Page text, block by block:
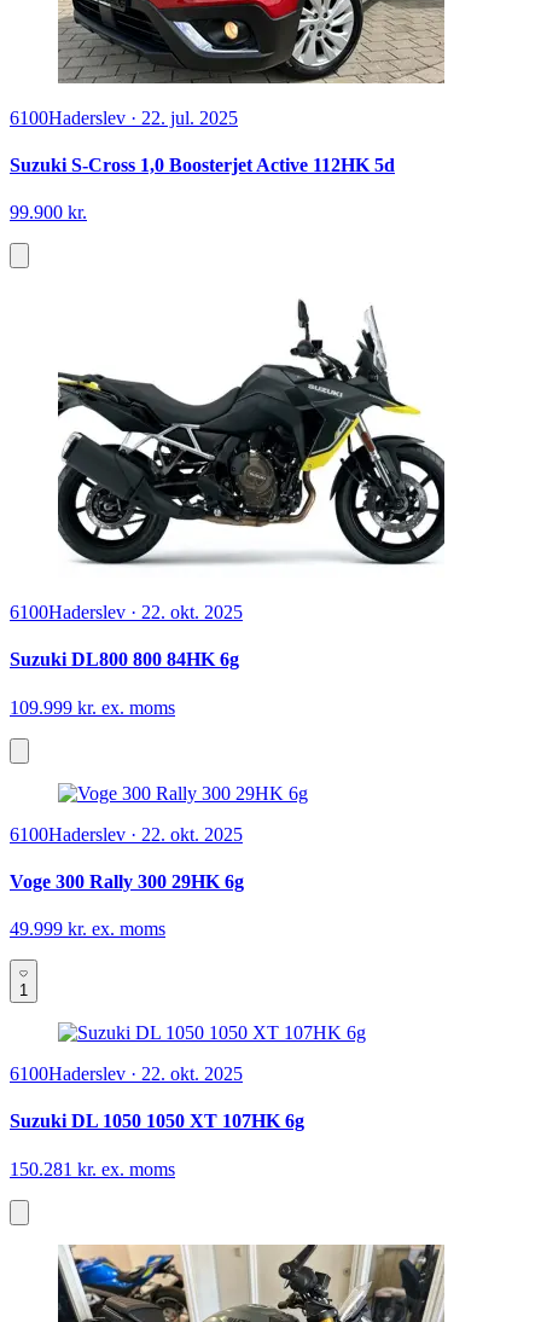
6100Haderslev · 22. jul. 2025
Suzuki S-Cross 1,0 Boosterjet Active 112HK 5d
99.900 kr.
6100Haderslev · 22. okt. 2025
Suzuki DL800 800 84HK 6g
109.999 kr. ex. moms
6100Haderslev · 22. okt. 2025
Voge 300 Rally 300 29HK 6g
49.999 kr. ex. moms
1
6100Haderslev · 22. okt. 2025
Suzuki DL 1050 1050 XT 107HK 6g
150.281 kr. ex. moms